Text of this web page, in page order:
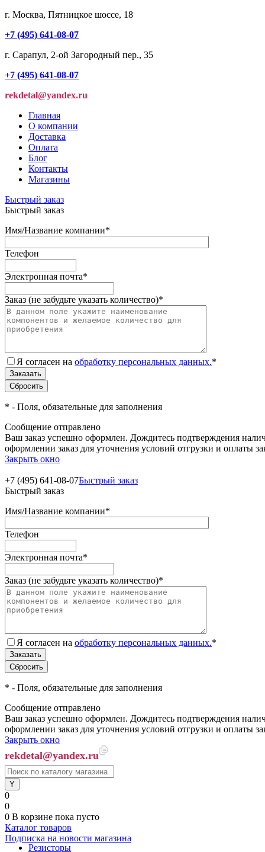
г. Москва, Пятницкое шоссе, 18
+7 (495) 641-08-07
г. Сарапул, 2-ой Загородный пер., 35
+7 (495) 641-08-07
rekdetal@yandex.ru
Главная
О компании
Доставка
Оплата
Блог
Контакты
Магазины
Быстрый заказ
Быстрый заказ
Имя/Название компании*
Телефон
Электронная почта*
Заказ (не забудьте указать количество)*
Я согласен на обработку персональных данных.*
* - Поля, обязательные для заполнения
Сообщение отправлено
Ваш заказ успешно оформлен. Дождитесь подтверждения
оформлении заказ для уточнения условий отгрузки и оплаты
Закрыть окно
+7 (495) 641-08-07Быстрый заказ
Быстрый заказ
Имя/Название компании*
Телефон
Электронная почта*
Заказ (не забудьте указать количество)*
Я согласен на обработку персональных данных.*
* - Поля, обязательные для заполнения
Сообщение отправлено
Ваш заказ успешно оформлен. Дождитесь подтверждения
оформлении заказ для уточнения условий отгрузки и оплаты
Закрыть окно
rekdetal@yandex.ru
0
0
0 В корзине пока пусто
Каталог товаров
Резисторы
Подписка на новости магазина